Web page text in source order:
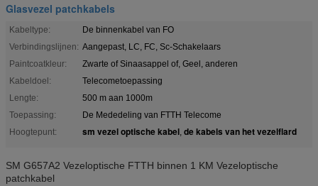
Glasvezel patchkabels
Kabeltype:
De binnenkabel van FO
Verbindingslijnen: Aangepast, LC, FC, Sc-Schakelaars
Paintcoatkleur:
Zwarte of Sinaasappel of, Geel, anderen
Kabeldoel:
Telecometoepassing
Lengte:
500 m aan 1000m
Toepassing:
De Mededeling van FTTH Telecome
Hoogtepunt:
sm vezel optische kabel, de kabels van het vezelflard
SM G657A2 Vezeloptische FTTH binnen 1 KM Vezeloptische
patchkabel